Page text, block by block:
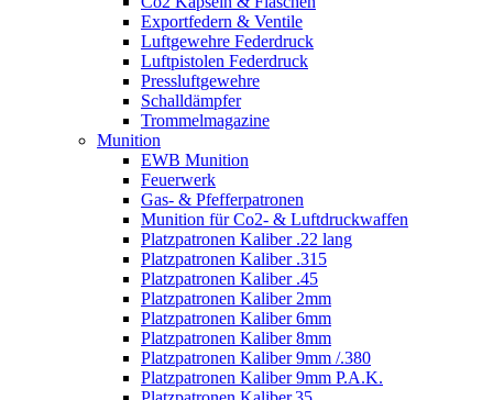
Exportfedern & Ventile
Luftgewehre Federdruck
Luftpistolen Federdruck
Pressluftgewehre
Schalldämpfer
Trommelmagazine
Munition
EWB Munition
Feuerwerk
Gas- & Pfefferpatronen
Munition für Co2- & Luftdruckwaffen
Platzpatronen Kaliber .22 lang
Platzpatronen Kaliber .315
Platzpatronen Kaliber .45
Platzpatronen Kaliber 2mm
Platzpatronen Kaliber 6mm
Platzpatronen Kaliber 8mm
Platzpatronen Kaliber 9mm /.380
Platzpatronen Kaliber 9mm P.A.K.